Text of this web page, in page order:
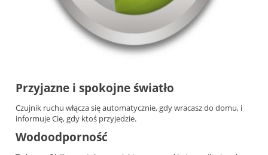
Przyjazne i spokojne światło
Czujnik ruchu włącza się automatycznie, gdy wracasz do domu, i
informuje Cię, gdy ktoś przyjedzie.
Wodoodporność